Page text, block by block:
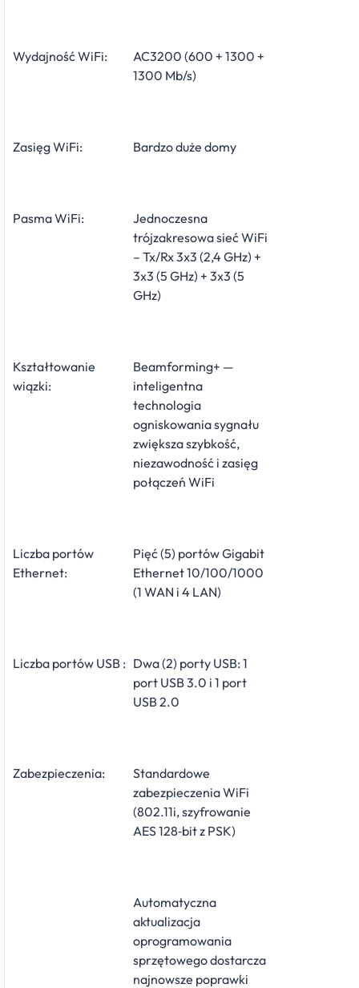
Wydajność WiFi:
AC3200 (600 + 1300 +
1300 Mb/s)
Zasięg WiFi: Bardzo duże domy
Pasma WiFi:
Jednoczesna
trójzakresowa sieć WiFi
– Tx/Rx 3x3 (2,4 GHz) +
3x3 (5 GHz) + 3x3 (5
GHz)
Kształtowanie
wiązki:
Beamforming+ —
inteligentna
technologia
ogniskowania sygnału
zwiększa szybkość,
niezawodność i zasięg
połączeń WiFi
Liczba portów
Ethernet:
Pięć (5) portów Gigabit
Ethernet 10/100/1000
(1 WAN i 4 LAN)
Liczba portów USB : Dwa (2) porty USB: 1
port USB 3.0 i 1 port
USB 2.0
Zabezpieczenia:
Standardowe
zabezpieczenia WiFi
(802.11i, szyfrowanie
AES 128‑bit z PSK)
Automatyczna
aktualizacja
oprogramowania
sprzętowego dostarcza
najnowsze poprawki